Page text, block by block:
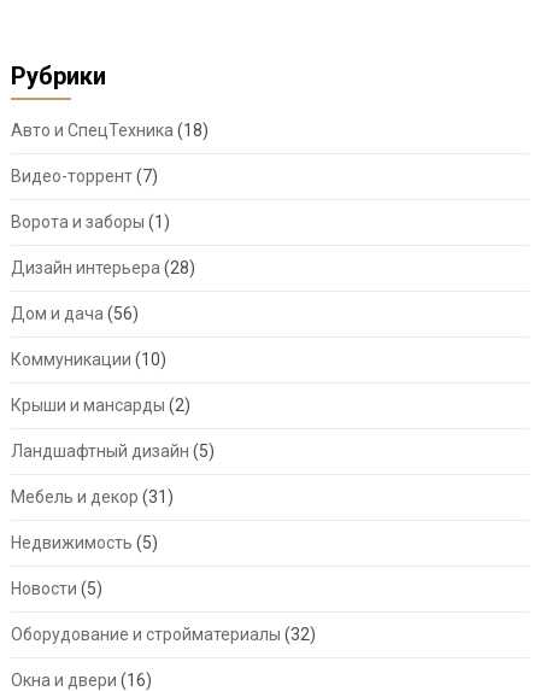
Рубрики
Авто и СпецТехника (18)
Видео-торрент(7)
Ворота и заборы (1)
Дизайн интерьера (28)
Дом и дача (56)
Коммуникации (10)
Крыши и мансарды (2)
Ландшафтный дизайн (5)
Мебель и декор (31)
Недвижимость (5)
Новости (5)
Оборудование и стройматериалы (32)
Окна и двери (16)